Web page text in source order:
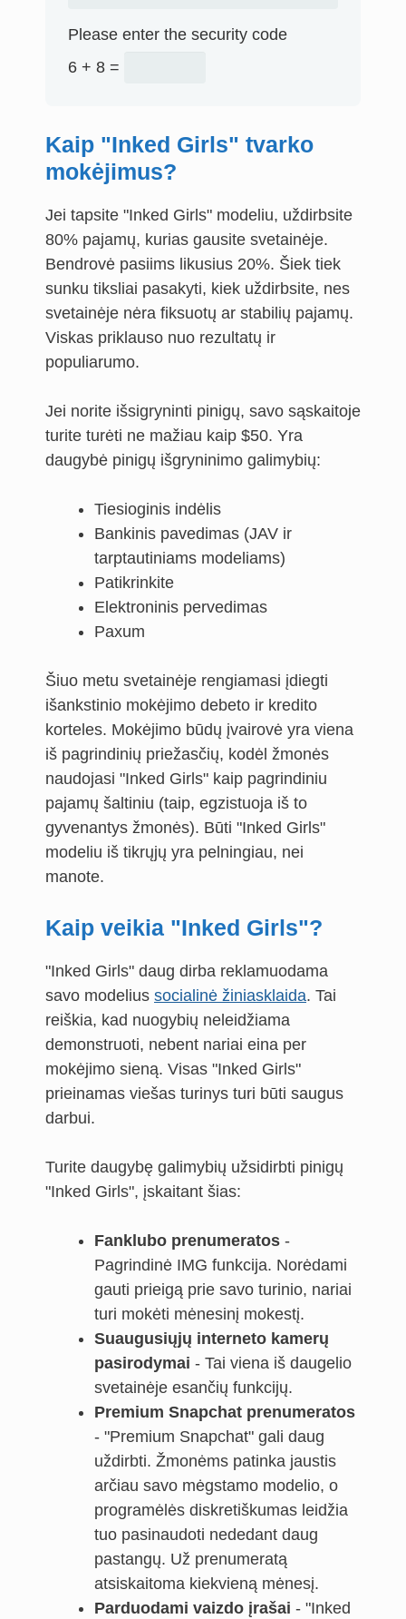
Please enter the security code
6 + 8 =
Kaip "Inked Girls" tvarko
mokėjimus?
Jei tapsite "Inked Girls" modeliu, uždirbsite
80% pajamų, kurias gausite svetainėje.
Bendrovė pasiims likusius 20%. Šiek tiek
sunku tiksliai pasakyti, kiek uždirbsite, nes
svetainėje nėra fiksuotų ar stabilių pajamų.
Viskas priklauso nuo rezultatų ir
populiarumo.
Jei norite išsigryninti pinigų, savo sąskaitoje
turite turėti ne mažiau kaip $50. Yra
daugybė pinigų išgryninimo galimybių:
Tiesioginis indėlis
Bankinis pavedimas (JAV ir
tarptautiniams modeliams)
Patikrinkite
Elektroninis pervedimas
Paxum
Šiuo metu svetainėje rengiamasi įdiegti
išankstinio mokėjimo debeto ir kredito
korteles. Mokėjimo būdų įvairovė yra viena
iš pagrindinių priežasčių, kodėl žmonės
naudojasi "Inked Girls" kaip pagrindiniu
pajamų šaltiniu (taip, egzistuoja iš to
gyvenantys žmonės). Būti "Inked Girls"
modeliu iš tikrųjų yra pelningiau, nei
manote.
Kaip veikia "Inked Girls"?
"Inked Girls" daug dirba reklamuodama
savo modelius socialinė žiniasklaida. Tai
reiškia, kad nuogybių neleidžiama
demonstruoti, nebent nariai eina per
mokėjimo sieną. Visas "Inked Girls"
prieinamas viešas turinys turi būti saugus
darbui.
Turite daugybę galimybių užsidirbti pinigų
"Inked Girls", įskaitant šias:
Fanklubo prenumeratos -
Pagrindinė IMG funkcija. Norėdami
gauti prieigą prie savo turinio, nariai
turi mokėti mėnesinį mokestį.
Suaugusiųjų interneto kamerų
pasirodymai - Tai viena iš daugelio
svetainėje esančių funkcijų.
Premium Snapchat prenumeratos
- "Premium Snapchat" gali daug
uždirbti. Žmonėms patinka jaustis
arčiau savo mėgstamo modelio, o
programėlės diskretiškumas leidžia
tuo pasinaudoti nededant daug
pastangų. Už prenumeratą
atsiskaitoma kiekvieną mėnesį.
Parduodami vaizdo įrašai - "Inked